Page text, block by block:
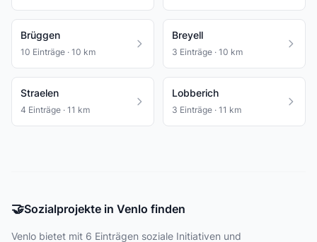
Brüggen
10 Einträge · 10 km
Breyell
3 Einträge · 10 km
Straelen
4 Einträge · 11 km
Lobberich
3 Einträge · 11 km
🤝Sozialprojekte in Venlo finden
Venlo bietet mit 6 Einträgen soziale Initiativen und